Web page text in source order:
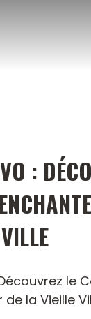
:
le
de la Vieille